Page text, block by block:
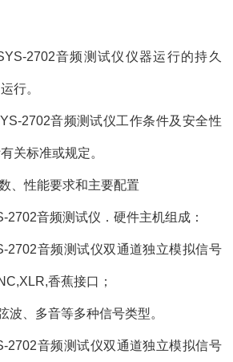
2702音频测试仪仪器运行的持久
行。
2702音频测试仪工作条件及安全性
关标准或规定。
、性能要求和主要配置
2702音频测试仪．硬件主机组成：
2702音频测试仪双通道独立模拟信号
香蕉接口；
波、多音等多种信号类型。
2702音频测试仪双通道独立模拟信号